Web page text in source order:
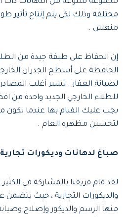
مجموعة متنوعة من الدهانات ذات
مختلفة وذلك لكي يتم إنتاج تأثير
منعش .
إن الحفاظ على طبقة جيدة من
الحافظة على أسطح الجدران
لصيانة العقار . تشير أغلب المصادر
للطلاء الخارجي الجديد واحدة من
يجب عليك القيام بها عندما تكون
لتحسين مظهره العام .
صباغ لدهانات وديكورات
لقد قام فريقنا بالمشاركة في
والديكورات التجارية ، حيث يتضمن
منها الرسم والديكور وإصلاح